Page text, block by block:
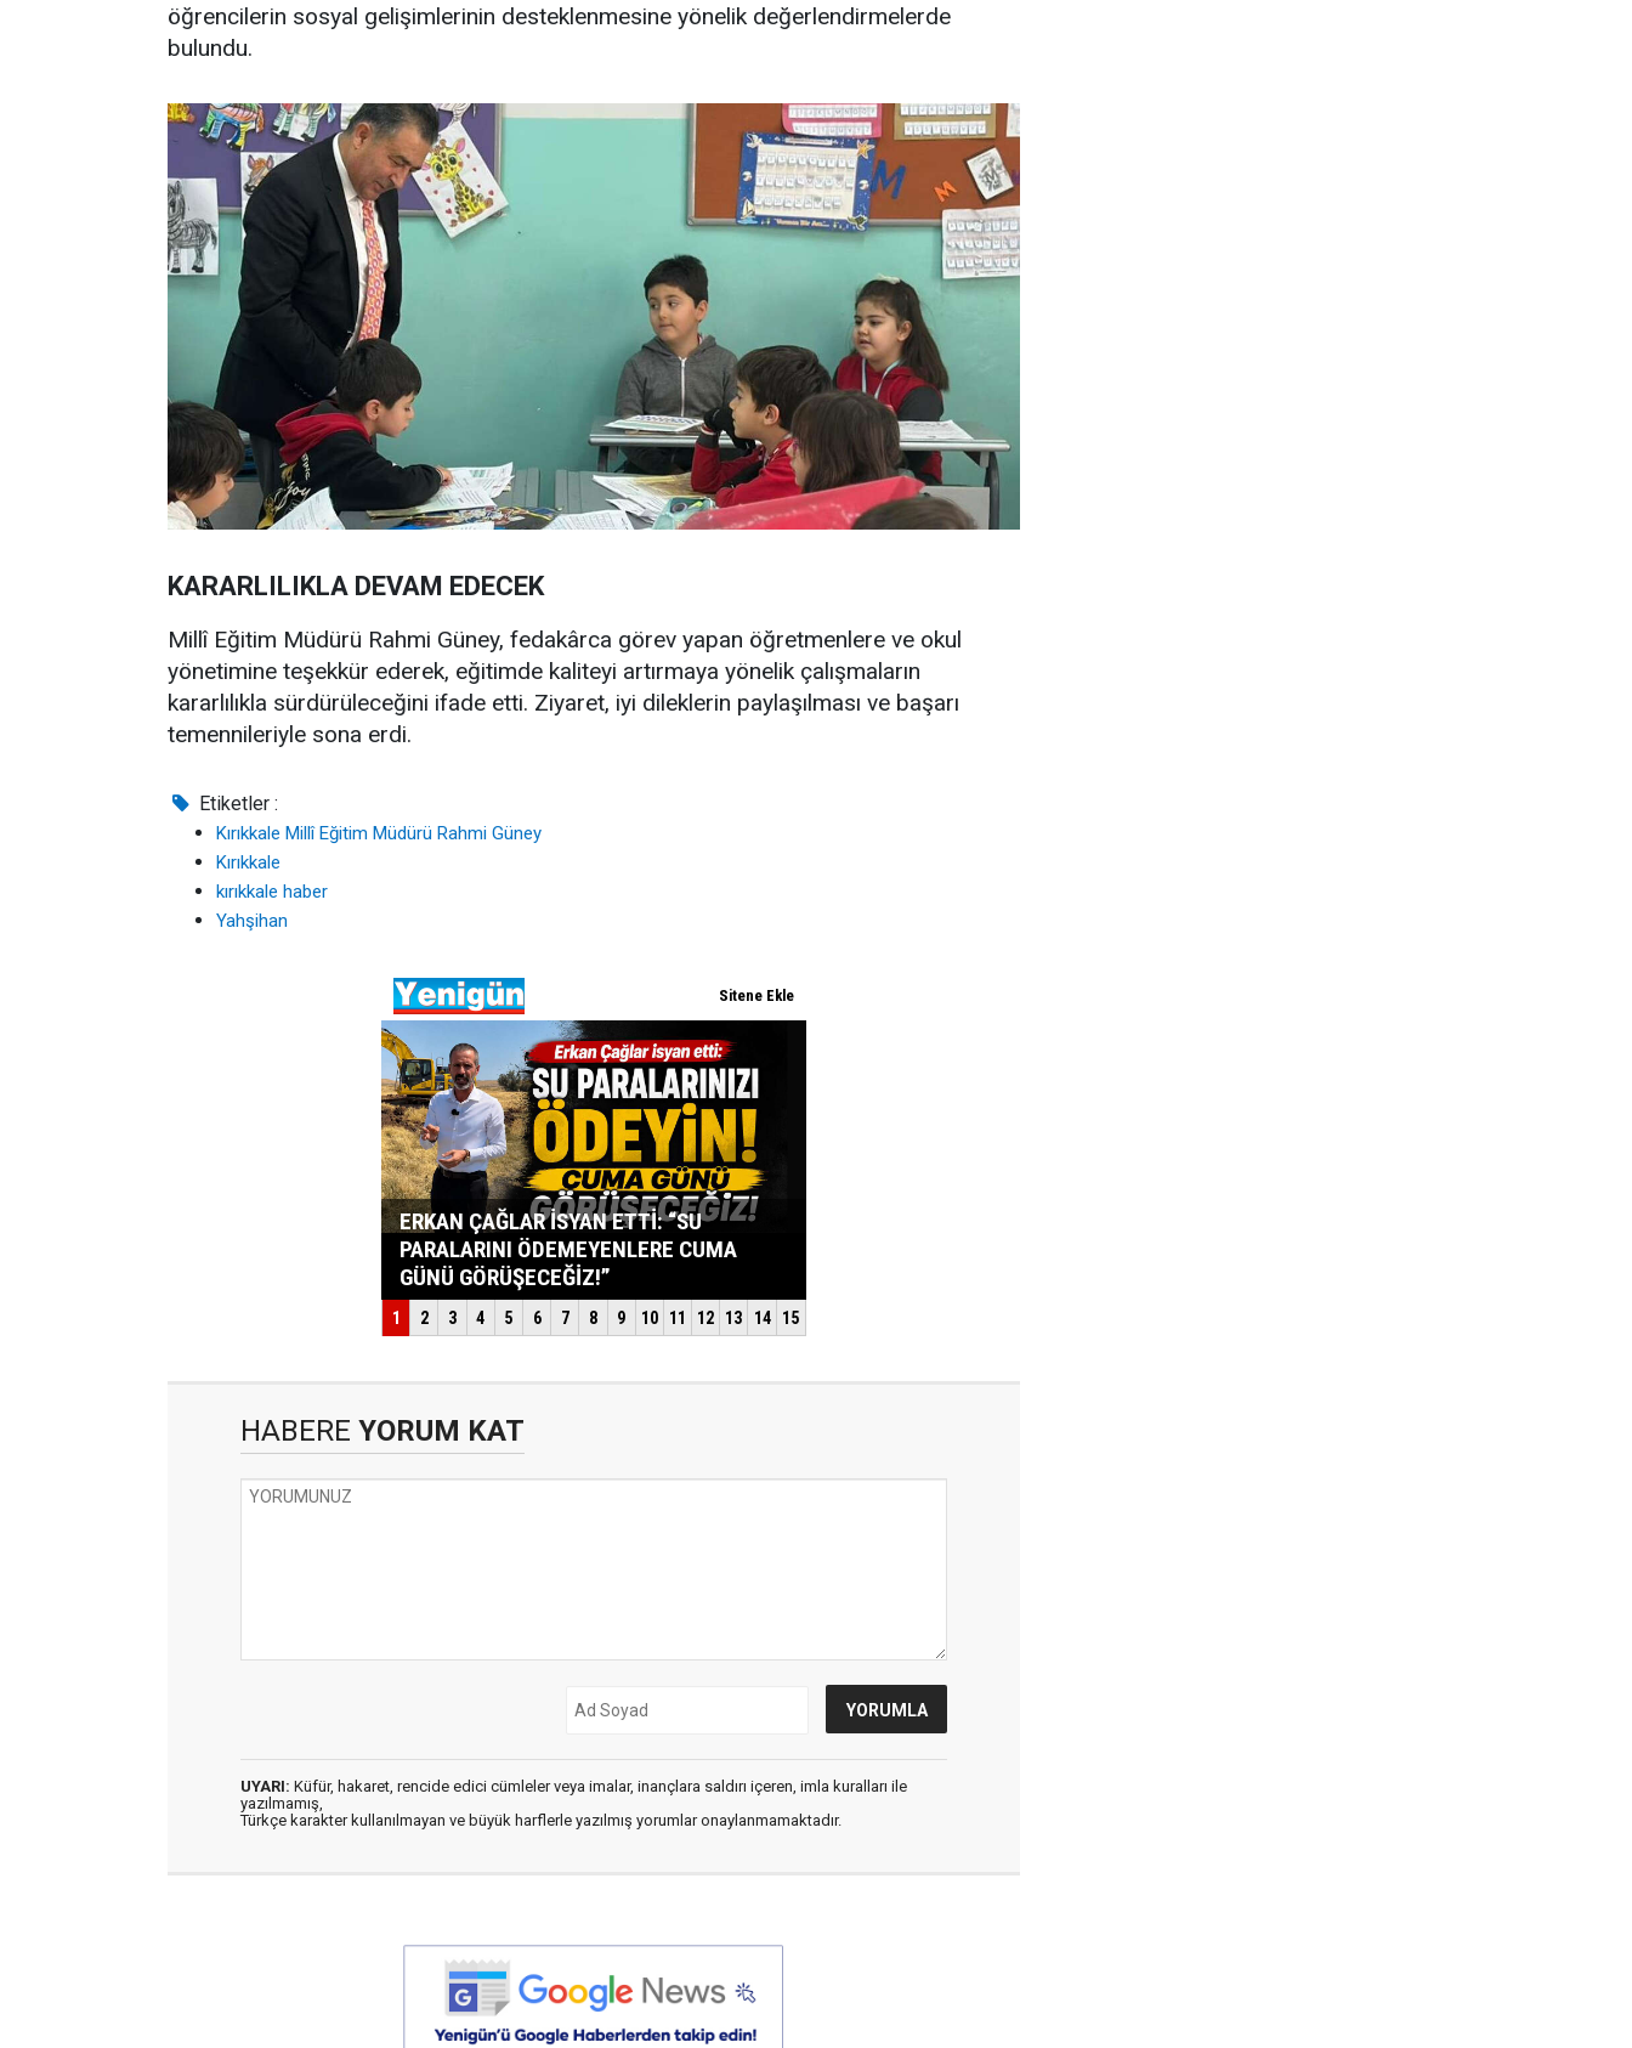
öğrencilerin sosyal gelişimlerinin desteklenmesine yönelik değerlendirmelerde
bulundu.
KARARLILIKLA DEVAM EDECEK
Millî Eğitim Müdürü Rahmi Güney, fedakârca görev yapan öğretmenlere ve okul
yönetimine teşekkür ederek, eğitimde kaliteyi artırmaya yönelik çalışmaların
kararlılıkla sürdürüleceğini ifade etti. Ziyaret, iyi dileklerin paylaşılması ve başarı
temennileriyle sona erdi.
Etiketler :
Kırıkkale Millî Eğitim Müdürü Rahmi Güney
Kırıkkale
kırıkkale haber
Yahşihan
HABERE YORUM KAT
UYARI: Küfür, hakaret, rencide edici cümleler veya imalar, inançlara saldırı içeren, imla kuralları ile
yazılmamış,
Türkçe karakter kullanılmayan ve büyük harflerle yazılmış yorumlar onaylanmamaktadır.